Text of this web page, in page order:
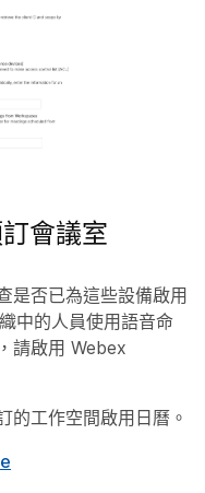
會議室
是否已為這些設備啟用
中的人員使用語音命
請啟用 Webex
的工作空間啟用日曆。